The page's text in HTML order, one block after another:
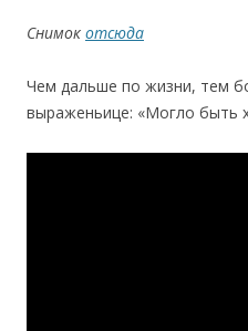
Снимок отсюда
Чем дальше по жизни, тем
выраженьице: «Могло быть